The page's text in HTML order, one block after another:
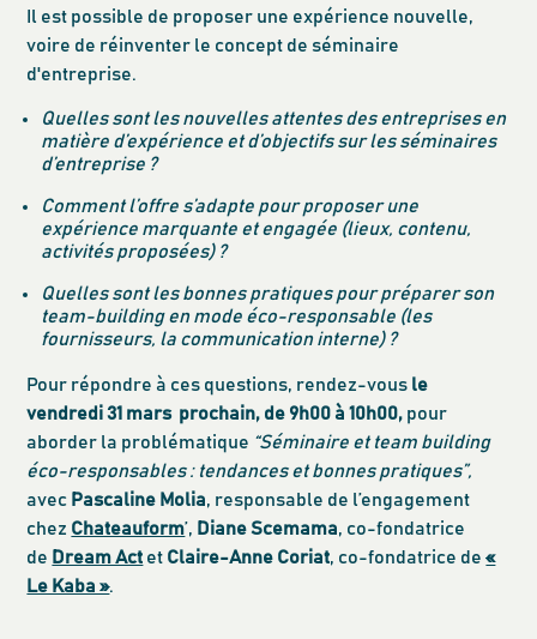
Il est possible de proposer une expérience nouvelle,
voire de réinventer le concept de séminaire
d'entreprise.
Quelles sont les nouvelles attentes des entreprises en
matière d’expérience et d’objectifs sur les séminaires
d’entreprise ?
Comment l’offre s’adapte pour proposer une
expérience marquante et engagée (lieux, contenu,
activités proposées) ?
Quelles sont les bonnes pratiques pour préparer son
team-building en mode éco-responsable (les
fournisseurs, la communication interne) ?
Pour répondre à ces questions, rendez-vous le
vendredi 31 mars prochain, de 9h00 à 10h00, pour
aborder la problématique “Séminaire et team building
éco-responsables : tendances et bonnes pratiques”,
avec Pascaline Molia, responsable de l’engagement
chez Chateauform’, Diane Scemama, co-fondatrice
de Dream Act et Claire-Anne Coriat, co-fondatrice de«
Le Kaba ».